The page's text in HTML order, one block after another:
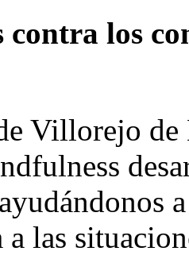
contra los
Villorejo
a las